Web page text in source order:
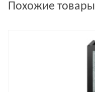
Похожие товары